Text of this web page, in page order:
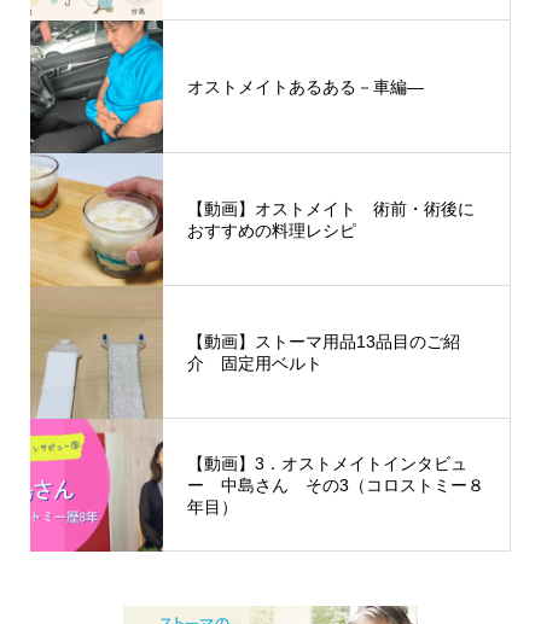
オストメイトあるある－車編―
【動画】オストメイト 術前・術後に
おすすめの料理レシピ
【動画】ストーマ用品13品目のご紹
介 固定用ベルト
【動画】3．オストメイトインタビュ
ー 中島さん その3（コロストミー８
年目）